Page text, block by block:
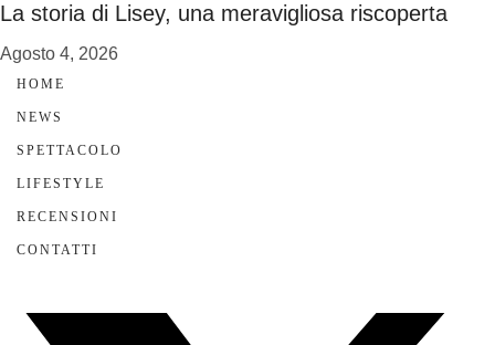
La storia di Lisey, una meravigliosa riscoperta
Agosto 4, 2026
HOME
NEWS
SPETTACOLO
LIFESTYLE
RECENSIONI
CONTATTI